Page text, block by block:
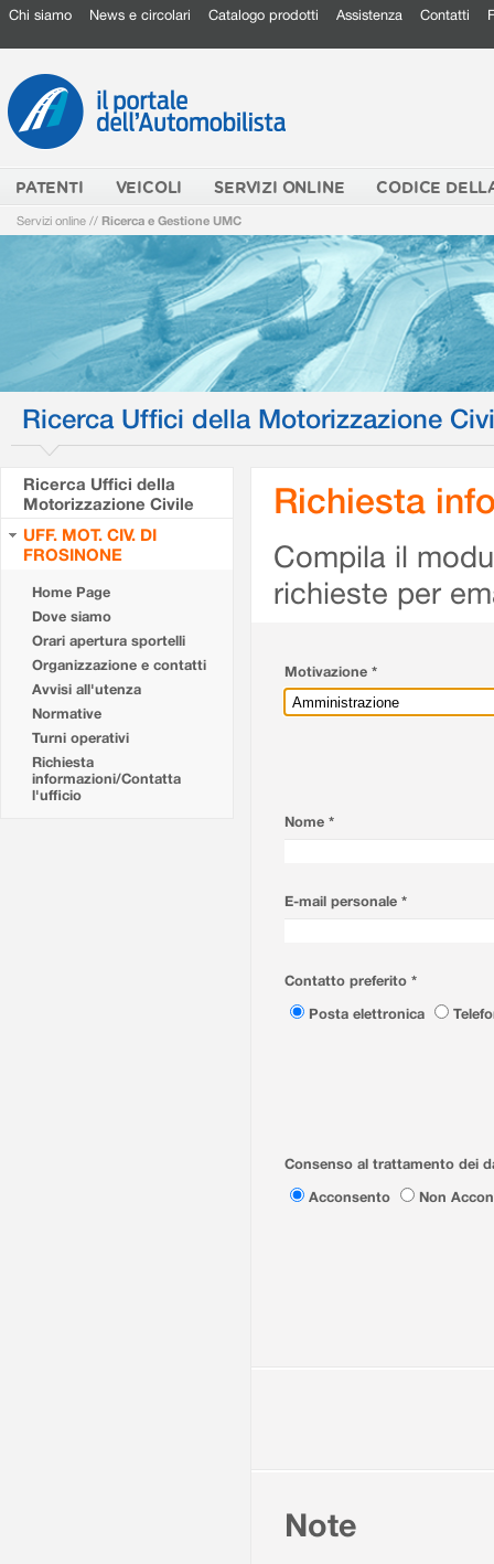
Chi siamo News e circolari Catalogo prodotti Assistenza Contatti
PATENTI VEICOLI SERVIZI ONLINE CODICE
Servizi online // Ricerca e Gestione UMC
Ricerca Uffici della Motorizzazione
Ricerca Uffici della
Motorizzazione Civile
UFF. MOT. CIV. DI
FROSINONE
Home Page
Dove siamo
Orari apertura sportelli
Organizzazione e contatti
Avvisi all'utenza
Normative
Turni operativi
Richiesta
informazioni/Contatta
l'ufficio
Richiesta
Compila il
richieste per
Motivazione *
Nome *
E-mail personale *
Contatto preferito *
Posta elettronica
Consenso al trattamento dei
Acconsento
Non
Note